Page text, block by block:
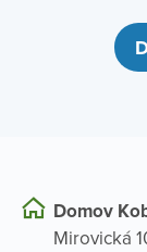
Domov
Mirovická